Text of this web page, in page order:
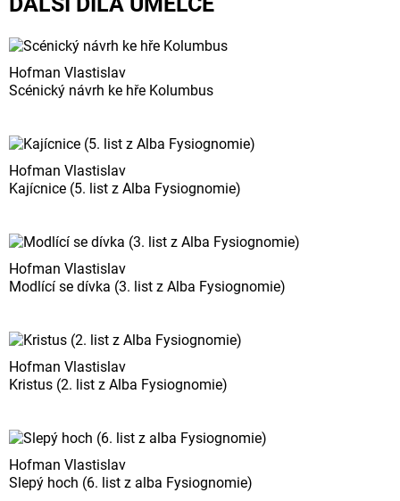
Hofman Vlastislav
Scénický návrh ke hře Kolumbus
Hofman Vlastislav
Kajícnice (5. list z Alba Fysiognomie)
Hofman Vlastislav
Modlící se dívka (3. list z Alba Fysiognomie)
Hofman Vlastislav
Kristus (2. list z Alba Fysiognomie)
Hofman Vlastislav
Slepý hoch (6. list z alba Fysiognomie)